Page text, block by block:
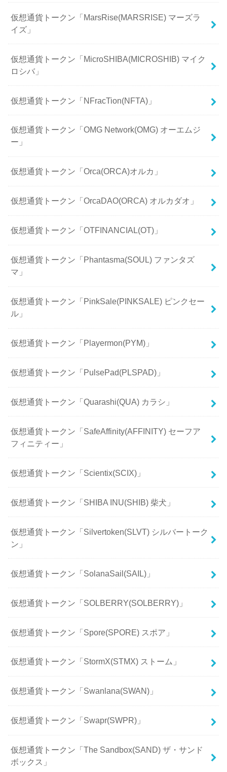
仮想通貨トークン「MarsRise(MARSRISE) マーズラ
イズ」
仮想通貨トークン「MicroSHIBA(MICROSHIB) マイク
ロシバ」
仮想通貨トークン「NFracTion(NFTA)」
仮想通貨トークン「OMG Network(OMG) オーエムジ
ー」
仮想通貨トークン「Orca(ORCA)オルカ」
仮想通貨トークン「OrcaDAO(ORCA) オルカダオ」
仮想通貨トークン「OTFINANCIAL(OT)」
仮想通貨トークン「Phantasma(SOUL) ファンタズ
マ」
仮想通貨トークン「PinkSale(PINKSALE) ピンクセー
ル」
仮想通貨トークン「Playermon(PYM)」
仮想通貨トークン「PulsePad(PLSPAD)」
仮想通貨トークン「Quarashi(QUA) カラシ」
仮想通貨トークン「SafeAffinity(AFFINITY) セーフア
フィニティー」
仮想通貨トークン「Scientix(SCIX)」
仮想通貨トークン「SHIBA INU(SHIB) 柴犬」
仮想通貨トークン「Silvertoken(SLVT) シルバートーク
ン」
仮想通貨トークン「SolanaSail(SAIL)」
仮想通貨トークン「SOLBERRY(SOLBERRY)」
仮想通貨トークン「Spore(SPORE) スポア」
仮想通貨トークン「StormX(STMX) ストーム」
仮想通貨トークン「Swanlana(SWAN)」
仮想通貨トークン「Swapr(SWPR)」
仮想通貨トークン「The Sandbox(SAND) ザ・サンド
ボックス」